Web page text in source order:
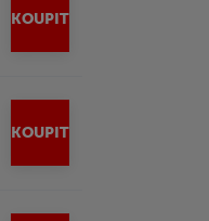
KOUPIT
KOUPIT